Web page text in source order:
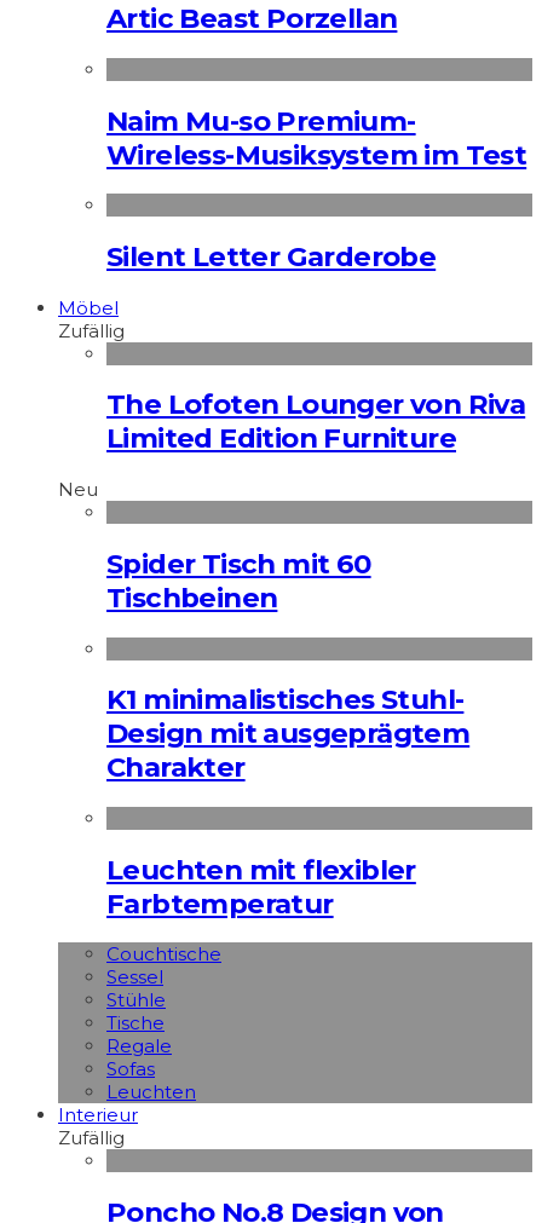
Artic Beast Porzellan
Naim Mu-so Premium-
Wireless-Musiksystem im Test
Silent Letter Garderobe
Möbel
Zufällig
The Lofoten Lounger von Riva
Limited Edition Furniture
Neu
Spider Tisch mit 60
Tischbeinen
K1 minimalistisches Stuhl-
Design mit ausgeprägtem
Charakter
Leuchten mit flexibler
Farbtemperatur
Couchtische
Sessel
Stühle
Tische
Regale
Sofas
Leuchten
Interieur
Zufällig
Poncho No.8 Design von